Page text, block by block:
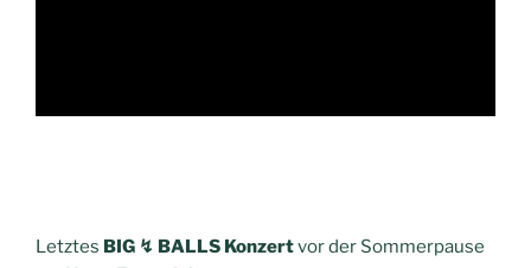
Letztes BIG ↯ BALLS Konzertvor der Sommerpause